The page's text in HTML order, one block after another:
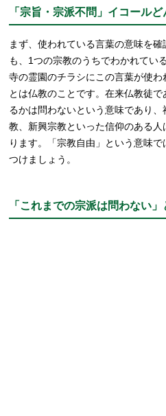
「宗旨・宗派不問」イコール
まず、使われている言葉の意味を確
も、1つの宗教のうちでわかれてい
寺の霊園のチラシにこの言葉が使わ
とは仏教のことです。在来仏教徒
るかは問わないという意味であり
教、新興宗教といった信仰のある
ります。「宗教自由」という意味
つけましょう。
「これまでの宗派は問わない